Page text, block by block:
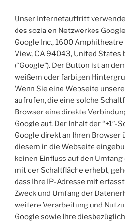
Unser Internetauftritt
des sozialen Netzwerkes
Google Inc., 1600 Amphitheatre
View, CA 94043, United States
(“Google”). Der Button ist an
weißem oder farbigen
Wenn Sie eine Webseite
aufrufen, die eine solche
Browser eine direkte
Google auf. Der Inhalt der “+1″-
Google direkt an Ihren Browser
diesem in die Webseite
keinen Einfluss auf den Umfang
mit der Schaltfläche erhebt,
dass Ihre IP-Adresse mit
Zweck und Umfang der
weitere Verarbeitung und
Google sowie Ihre